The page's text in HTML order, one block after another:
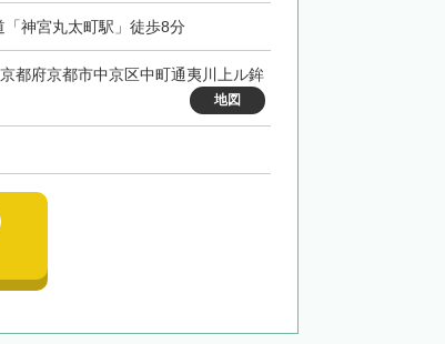
「神宮丸太町駅」徒歩8分
都府京都市中京区中町通夷川上ル鉾
地図